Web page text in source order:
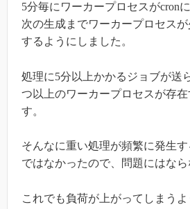
5分毎にワーカープロセスがcron
次の生成までワーカープロセス
するようにしました。
処理に5分以上かかるジョブが送
つ以上のワーカープロセスが存在
す。
そんなに重い処理が頻繁に発生
ではなかったので、問題にはなら
これでも負荷が上がってしまう